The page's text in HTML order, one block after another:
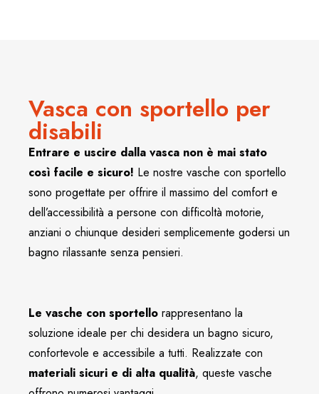
Vasca con sportello per
disabili
Entrare e uscire dalla vasca non è mai stato
così facile e sicuro! Le nostre vasche con sportello
sono progettate per offrire il massimo del comfort e
dell’accessibilità a persone con difficoltà motorie,
anziani o chiunque desideri semplicemente godersi un
bagno rilassante senza pensieri.
Le vasche con sportello rappresentano la
soluzione ideale per chi desidera un bagno sicuro,
confortevole e accessibile a tutti. Realizzate con
materiali sicuri e di alta qualità, queste vasche